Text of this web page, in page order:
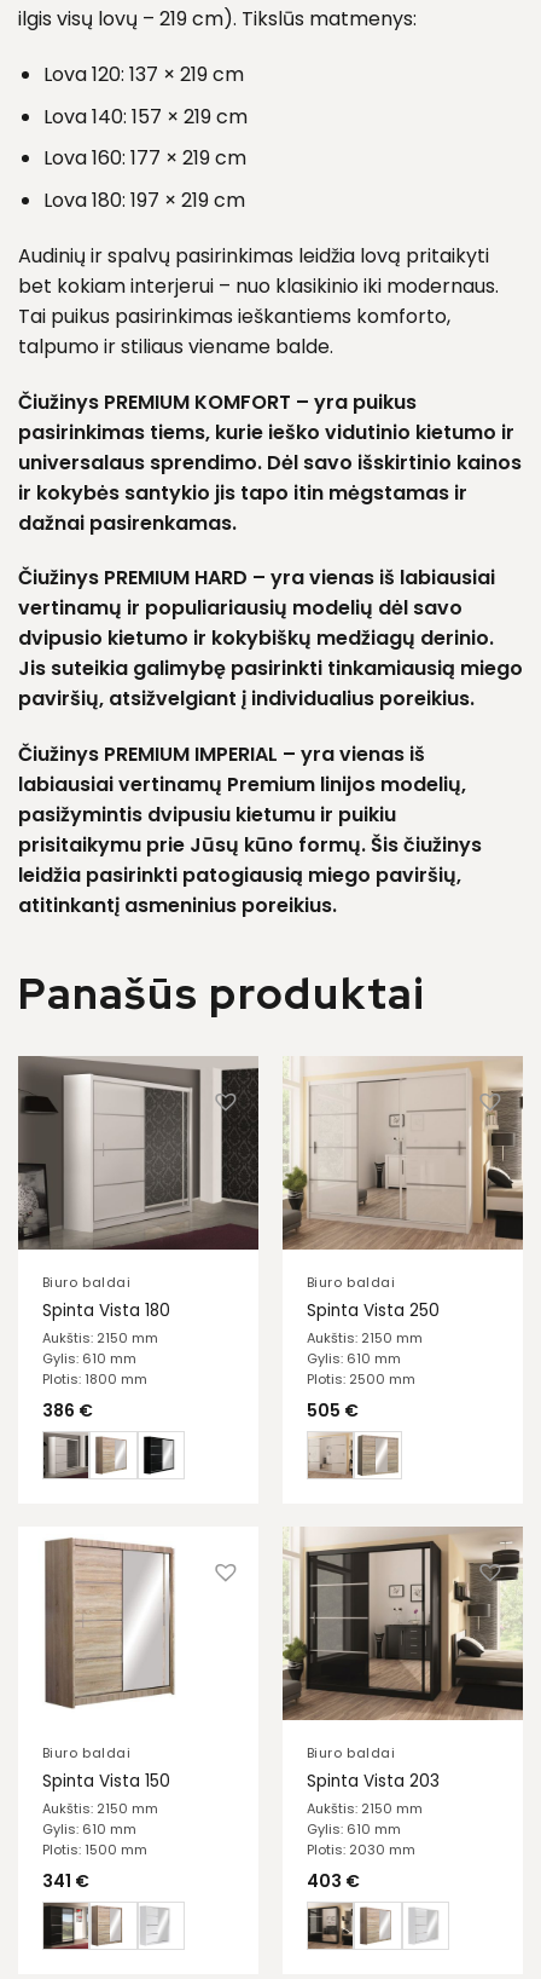
ilgis visų lovų – 219 cm). Tikslūs matmenys:
Lova 120: 137 × 219 cm
Lova 140: 157 × 219 cm
Lova 160: 177 × 219 cm
Lova 180: 197 × 219 cm
Audinių ir spalvų pasirinkimas leidžia lovą pritaikyti
bet kokiam interjerui – nuo klasikinio iki modernaus.
Tai puikus pasirinkimas ieškantiems komforto,
talpumo ir stiliaus viename balde.
Čiužinys PREMIUM KOMFORT – yra puikus
pasirinkimas tiems, kurie ieško vidutinio kietumo ir
universalaus sprendimo. Dėl savo išskirtinio kainos
ir kokybės santykio jis tapo itin mėgstamas ir
dažnai pasirenkamas.
Čiužinys PREMIUM HARD – yra vienas iš labiausiai
vertinamų ir populiariausių modelių dėl savo
dvipusio kietumo ir kokybiškų medžiagų derinio.
Jis suteikia galimybę pasirinkti tinkamiausią miego
paviršių, atsižvelgiant į individualius poreikius.
Čiužinys PREMIUM IMPERIAL – yra vienas iš
labiausiai vertinamų Premium linijos modelių,
pasižymintis dvipusiu kietumu ir puikiu
prisitaikymu prie Jūsų kūno formų. Šis čiužinys
leidžia pasirinkti patogiausią miego paviršių,
atitinkantį asmeninius poreikius.
Panašūs produktai
Biuro baldai
Spinta Vista 180
Aukštis: 2150 mm
Gylis: 610 mm
Plotis: 1800 mm
386 €
Biuro baldai
Spinta Vista 250
Aukštis: 2150 mm
Gylis: 610 mm
Plotis: 2500 mm
505 €
Biuro baldai
Spinta Vista 150
Aukštis: 2150 mm
Gylis: 610 mm
Plotis: 1500 mm
341 €
Biuro baldai
Spinta Vista 203
Aukštis: 2150 mm
Gylis: 610 mm
Plotis: 2030 mm
403 €